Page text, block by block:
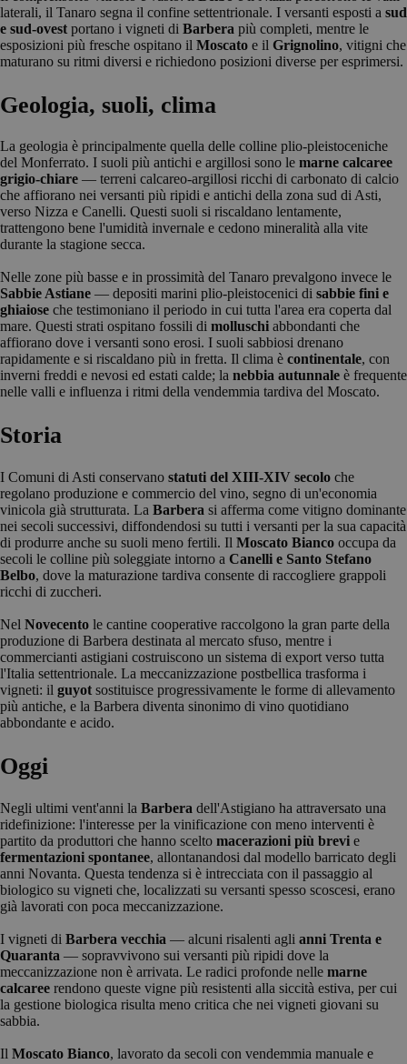
laterali, il Tanaro segna il confine settentrionale. I versanti esposti a sud
e sud-ovest portano i vigneti di Barbera più completi, mentre le
esposizioni più fresche ospitano il Moscato e il Grignolino, vitigni che
maturano su ritmi diversi e richiedono posizioni diverse per esprimersi.
Geologia, suoli, clima
La geologia è principalmente quella delle colline plio-pleistoceniche
del Monferrato. I suoli più antichi e argillosi sono le marne calcaree
grigio-chiare — terreni calcareo-argillosi ricchi di carbonato di calcio
che affiorano nei versanti più ripidi e antichi della zona sud di Asti,
verso Nizza e Canelli. Questi suoli si riscaldano lentamente,
trattengono bene l'umidità invernale e cedono mineralità alla vite
durante la stagione secca.
Nelle zone più basse e in prossimità del Tanaro prevalgono invece le
Sabbie Astiane — depositi marini plio-pleistocenici di sabbie fini e
ghiaiose che testimoniano il periodo in cui tutta l'area era coperta dal
mare. Questi strati ospitano fossili di molluschi abbondanti che
affiorano dove i versanti sono erosi. I suoli sabbiosi drenano
rapidamente e si riscaldano più in fretta. Il clima è continentale, con
inverni freddi e nevosi ed estati calde; la nebbia autunnale è frequente
nelle valli e influenza i ritmi della vendemmia tardiva del Moscato.
Storia
I Comuni di Asti conservano statuti del XIII-XIV secolo che
regolano produzione e commercio del vino, segno di un'economia
vinicola già strutturata. La Barbera si afferma come vitigno dominante
nei secoli successivi, diffondendosi su tutti i versanti per la sua capacità
di produrre anche su suoli meno fertili. Il Moscato Bianco occupa da
secoli le colline più soleggiate intorno a Canelli e Santo Stefano
Belbo, dove la maturazione tardiva consente di raccogliere grappoli
ricchi di zuccheri.
Nel Novecento le cantine cooperative raccolgono la gran parte della
produzione di Barbera destinata al mercato sfuso, mentre i
commercianti astigiani costruiscono un sistema di export verso tutta
l'Italia settentrionale. La meccanizzazione postbellica trasforma i
vigneti: il guyot sostituisce progressivamente le forme di allevamento
più antiche, e la Barbera diventa sinonimo di vino quotidiano
abbondante e acido.
Oggi
Negli ultimi vent'anni la Barbera dell'Astigiano ha attraversato una
ridefinizione: l'interesse per la vinificazione con meno interventi è
partito da produttori che hanno scelto macerazioni più brevi e
fermentazioni spontanee, allontanandosi dal modello barricato degli
anni Novanta. Questa tendenza si è intrecciata con il passaggio al
biologico su vigneti che, localizzati su versanti spesso scoscesi, erano
già lavorati con poca meccanizzazione.
I vigneti di Barbera vecchia — alcuni risalenti agli anni Trenta e
Quaranta — sopravvivono sui versanti più ripidi dove la
meccanizzazione non è arrivata. Le radici profonde nelle marne
calcaree rendono queste vigne più resistenti alla siccità estiva, per cui
la gestione biologica risulta meno critica che nei vigneti giovani su
sabbia.
Il Moscato Bianco, lavorato da secoli con vendemmia manuale e